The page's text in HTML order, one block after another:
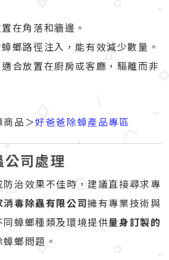
在角落和牆邊。
蟑螂路徑注入，能有效減少數量。
適合放置在廚房或客廳，驅離而非
商品＞好爸爸除蟑產品專區
司處理
治效果不佳時，建議直接尋求專
消毒除蟲有限公司擁有專業技術與
蟑螂種類及環境提供量身訂製的
蟑螂問題。